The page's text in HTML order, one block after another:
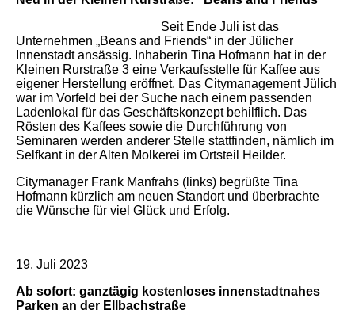
Seit Ende Juli ist das
Unternehmen „Beans and Friends“ in der Jülicher
Innenstadt ansässig. Inhaberin Tina Hofmann hat in der
Kleinen Rurstraße 3 eine Verkaufsstelle für Kaffee aus
eigener Herstellung eröffnet. Das Citymanagement Jülich
war im Vorfeld bei der Suche nach einem passenden
Ladenlokal für das Geschäftskonzept behilflich. Das
Rösten des Kaffees sowie die Durchführung von
Seminaren werden anderer Stelle stattfinden, nämlich im
Selfkant in der Alten Molkerei im Ortsteil Heilder.
Citymanager Frank Manfrahs (links) begrüßte Tina
Hofmann kürzlich am neuen Standort und überbrachte
die Wünsche für viel Glück und Erfolg.
19. Juli 2023
Ab sofort: ganztägig kostenloses innenstadtnahes
Parken an der Ellbachstraße